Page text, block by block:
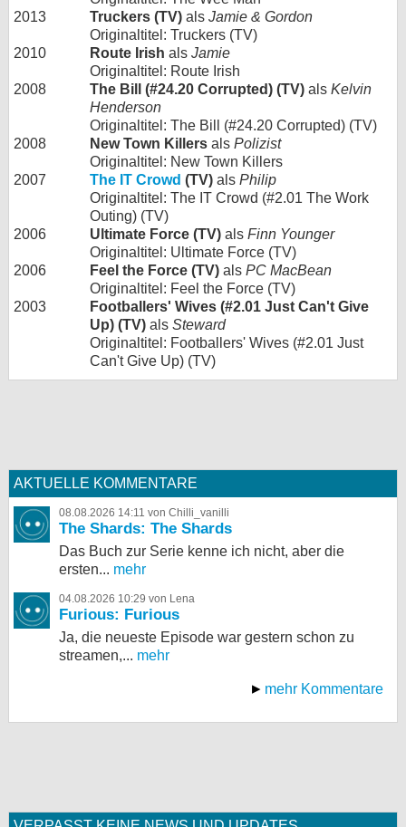
2013
Truckers (TV) als Jamie & Gordon
Originaltitel: Truckers (TV)
2010
Route Irish als Jamie
Originaltitel: Route Irish
2008
The Bill (#24.20 Corrupted) (TV) als Kelvin
Henderson
Originaltitel: The Bill (#24.20 Corrupted) (TV)
2008
New Town Killers als Polizist
Originaltitel: New Town Killers
2007
The IT Crowd (TV) als Philip
Originaltitel: The IT Crowd (#2.01 The Work
Outing) (TV)
2006
Ultimate Force (TV) als Finn Younger
Originaltitel: Ultimate Force (TV)
2006
Feel the Force (TV) als PC MacBean
Originaltitel: Feel the Force (TV)
2003
Footballers' Wives (#2.01 Just Can't Give
Up) (TV) als Steward
Originaltitel: Footballers' Wives (#2.01 Just
Can't Give Up) (TV)
AKTUELLE KOMMENTARE
08.08.2026 14:11 von Chilli_vanilli
The Shards: The Shards
Das Buch zur Serie kenne ich nicht, aber die
ersten... mehr
04.08.2026 10:29 von Lena
Furious: Furious
Ja, die neueste Episode war gestern schon zu
streamen,... mehr
mehr Kommentare